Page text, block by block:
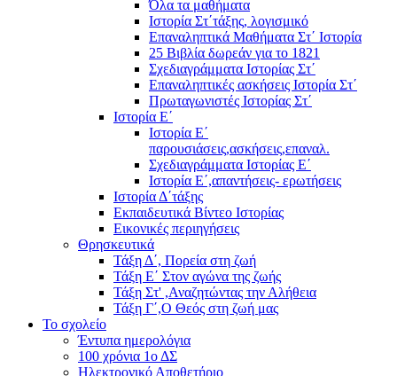
Όλα τα μαθήματα
Ιστορία Στ΄τάξης, λογισμικό
Επαναληπτικά Μαθήματα Στ΄ Ιστορία
25 Βιβλία δωρεάν για το 1821
Σχεδιαγράμματα Ιστορίας Στ΄
Επαναληπτικές ασκήσεις Ιστορία Στ΄
Πρωταγωνιστές Ιστορίας Στ΄
Ιστορία Ε΄
Ιστορία Ε΄
παρουσιάσεις,ασκήσεις,επαναλ.
Σχεδιαγράμματα Ιστορίας Ε΄
Ιστορία Ε΄,απαντήσεις- ερωτήσεις
Ιστορία Δ΄τάξης
Εκπαιδευτικά Βίντεο Ιστορίας
Εικονικές περιηγήσεις
Θρησκευτικά
Τάξη Δ΄, Πορεία στη ζωή
Τάξη Ε΄ Στον αγώνα της ζωής
Τάξη Στ' ,Αναζητώντας την Αλήθεια
Τάξη Γ΄,Ο Θεός στη ζωή μας
Το σχολείο
Έντυπα ημερολόγια
100 χρόνια 1ο ΔΣ
Ηλεκτρονικό Αποθετήριο